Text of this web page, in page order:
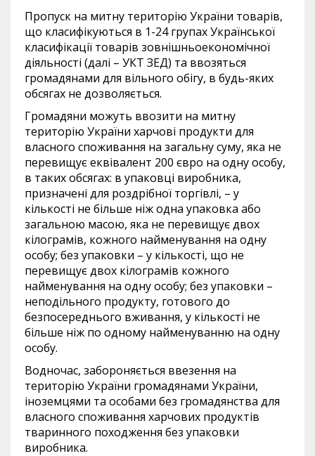
Пропуск на митну територію України товарів,
що класифікуються в 1-24 групах Української
класифікації товарів зовнішньоекономічної
діяльності (далі – УКТ ЗЕД) та ввозяться
громадянами для вільного обігу, в будь-яких
обсягах не дозволяється.
Громадяни можуть ввозити на митну
територію України харчові продукти для
власного споживання на загальну суму, яка не
перевищує еквівалент 200 євро на одну особу,
в таких обсягах: в упаковці виробника,
призначені для роздрібної торгівлі, – у
кількості не більше ніж одна упаковка або
загальною масою, яка не перевищує двох
кілограмів, кожного найменування на одну
особу; без упаковки – у кількості, що не
перевищує двох кілограмів кожного
найменування на одну особу; без упаковки –
неподільного продукту, готового до
безпосереднього вживання, у кількості не
більше ніж по одному найменуванню на одну
особу.
Водночас, забороняється ввезення на
територію України громадянами України,
іноземцями та особами без громадянства для
власного споживання харчових продуктів
тваринного походження без упаковки
виробника.